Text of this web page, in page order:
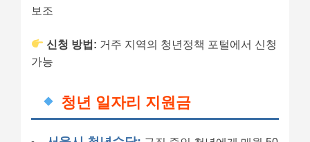
보조
신청 방법: 거주 지역의 청년정책 포털에서 신청
가능
청년 일자리 지원금